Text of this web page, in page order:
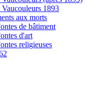
1893
aux morts
de bâtiment
d'art
religieuses